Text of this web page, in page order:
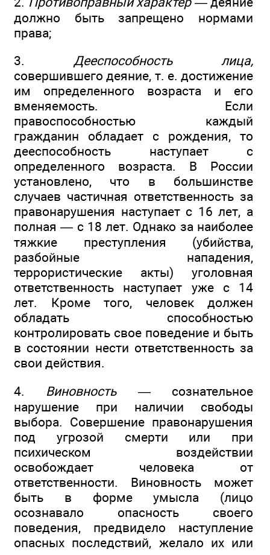
должно быть запрещено нормами
права;
3. Дееспособность лица,
совершившего деяние, т. е. достижение
им определенного возраста и его
вменяемость. Если
правоспособностью каждый
гражданин обладает с рождения, то
дееспособность наступает с
определенного возраста. В России
установлено, что в большинстве
случаев частичная ответственность за
правонарушения наступает с 16 лет, а
полная — с 18 лет. Однако за наиболее
тяжкие преступления (убийства,
разбойные нападения,
террористические акты) уголовная
ответственность наступает уже с 14
лет. Кроме того, человек должен
обладать способностью
контролировать свое поведение и быть
в состоянии нести ответственность за
свои действия.
4. Виновность — сознательное
нарушение при наличии свободы
выбора. Совершение правонарушения
под угрозой смерти или при
психическом воздействии
освобождает человека от
ответственности. Виновность может
быть в форме умысла (лицо
осознавало опасность своего
поведения, предвидело наступление
опасных последствий, желало их или